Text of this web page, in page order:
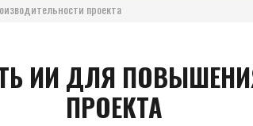
проекта
ИИ ДЛЯ
ПРОЕКТА